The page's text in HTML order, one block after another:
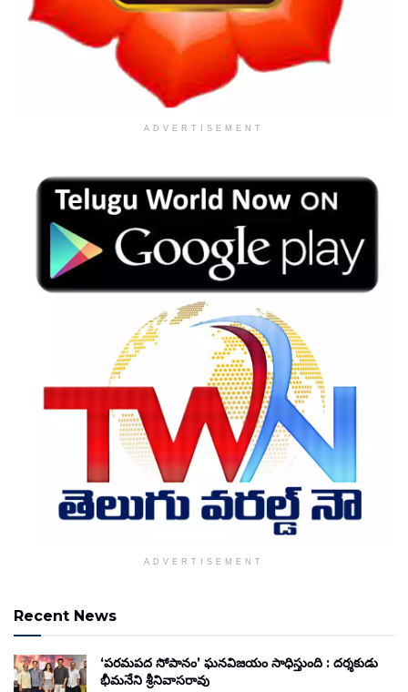
ADVERTISEMENT
ADVERTISEMENT
Recent News
‘పరమపద సోపానం’ ఘనవిజయం సాధిస్తుంది : దర్శకుడు
భీమనేని శ్రీనివాసరావు